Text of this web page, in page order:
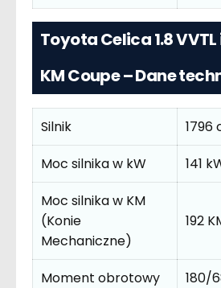
Toyota Celica 1.8 VVTL
KM Coupe – Dane
Silnik 1796
Moc silnika w kW
141
Moc silnika w KM
(Konie
Mechaniczne)
192
Moment obrotowy
180/